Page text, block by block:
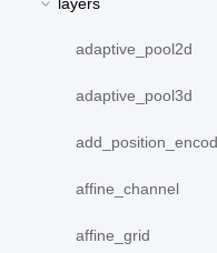
layers
adaptive_pool2d
adaptive_pool3d
affine_channel
affine_grid